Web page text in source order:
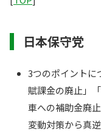
日本保守党
3つのポイントに
賦課金の廃止」
車への補助金廃
変動対策から真